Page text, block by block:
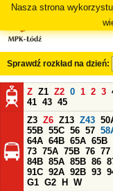
Nasza strona
Sprawdź rozkład na dzień:
Z Z1 Z2 0 1 2 3
41 43 45
Z3 Z6 Z13 Z43
55B 55C 56 57
64A 64B 65A 65B
73 75A 75B 76 77
84B 85A 85B 86
91C 92A 92B 93
G1 G2 H
W